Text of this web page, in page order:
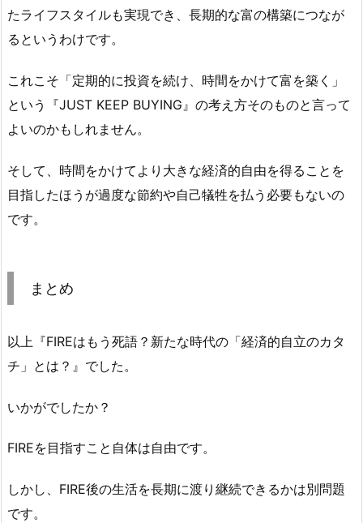
たライフスタイルも実現でき、長期的な富の構築につなが
るというわけです。
これこそ「定期的に投資を続け、時間をかけて富を築く」
という『JUST KEEP BUYING』の考え方そのものと言って
よいのかもしれません。
そして、時間をかけてより大きな経済的自由を得ることを
目指したほうが過度な節約や自己犠牲を払う必要もないの
です。
まとめ
以上『FIREはもう死語？新たな時代の「経済的自立のカタ
チ」とは？』でした。
いかがでしたか？
FIREを目指すこと自体は自由です。
しかし、FIRE後の生活を長期に渡り継続できるかは別問題
です。